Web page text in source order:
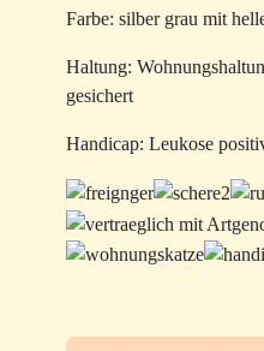
Farbe: silber grau mit
Haltung:
gesichert
Handicap: Leukose